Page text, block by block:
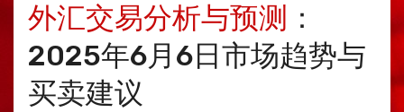
外汇交易分析与预测 ：
2025年6月6日市场趋势与
买卖建议